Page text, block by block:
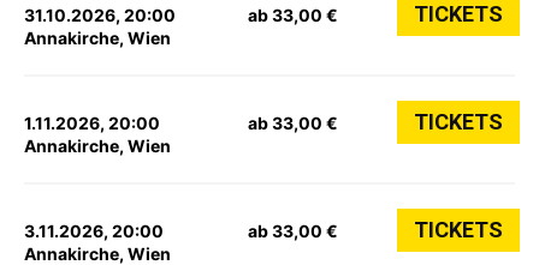
31.10.2026, 20:00
Annakirche, Wien
ab 33,00 € TICKETS
1.11.2026, 20:00
Annakirche, Wien
ab 33,00 € TICKETS
3.11.2026, 20:00
Annakirche, Wien
ab 33,00 € TICKETS